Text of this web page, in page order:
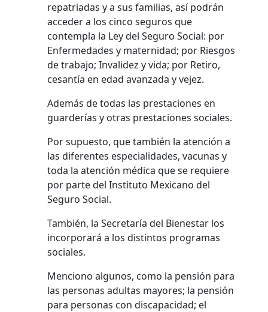
repatriadas y a sus familias, así podrán
acceder a los cinco seguros que
contempla la Ley del Seguro Social: por
Enfermedades y maternidad; por Riesgos
de trabajo; Invalidez y vida; por Retiro,
cesantía en edad avanzada y vejez.
Además de todas las prestaciones en
guarderías y otras prestaciones sociales.
Por supuesto, que también la atención a
las diferentes especialidades, vacunas y
toda la atención médica que se requiere
por parte del Instituto Mexicano del
Seguro Social.
También, la Secretaría del Bienestar los
incorporará a los distintos programas
sociales.
Menciono algunos, como la pensión para
las personas adultas mayores; la pensión
para personas con discapacidad; el